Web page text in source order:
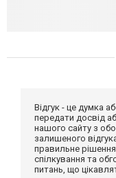
Відгук - це думка
передати досвід
нашого сайту з
залишеного
правильне
спілкування та
питань, що